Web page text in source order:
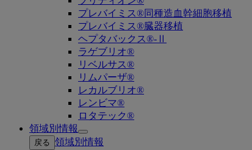
プレバイミス®同種造血幹細胞移植
プレバイミス®臓器移植
ヘプタバックス®-Ⅱ
ラゲブリオ®
リベルサス®
リムパーザ®
レカルブリオ®
レンビマ®
ロタテック®
領域別情報
Open
submenu
戻る 領域別情報